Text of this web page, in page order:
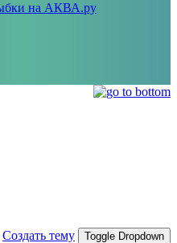
Создать тему Toggle Dropdown